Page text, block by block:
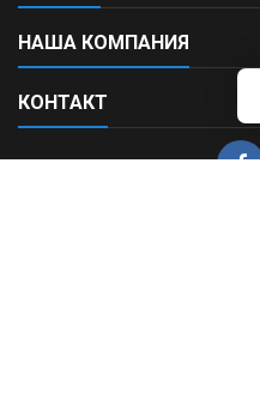
НАША КОМПАНИЯ
КОНТАКТ